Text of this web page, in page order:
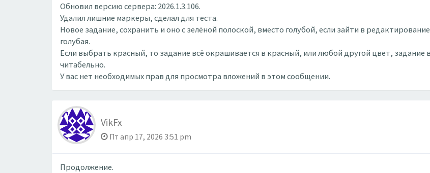
Обновил версию сервера: 2026.1.3.106.
Удалил лишние маркеры, сделал для теста.
Новое задание, сохранить и оно с зелёной полоской, вместо голубой, если зайти в
голубая.
Если выбрать красный, то задание всё окрашивается в красный, или любой другой цвет, задание
читабельно.
У вас нет необходимых прав для просмотра вложений в этом сообщении.
VikFx
Пт апр 17, 2026 3:51 pm
Продолжение.